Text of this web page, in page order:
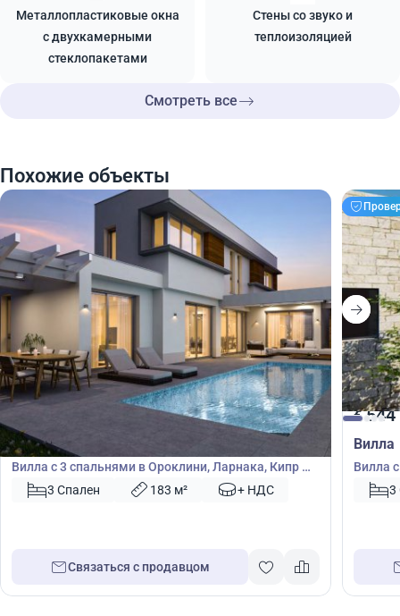
Металлопластиковые окна
с двухкамерными
стеклопакетами
Стены со звуко и
теплоизоляцией
Смотреть все
Похожие объекты
695 000
Вилла
Вилла с 3 спальнями в Ороклини, Ларнака, Кипр №
494313 Спален 183 м² + НДС
Связаться с продавцом
€544
Вилла
Вилла
3